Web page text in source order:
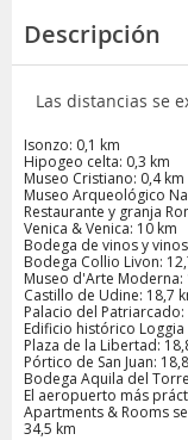
Descripción
Las distancias se
Isonzo: 0,1 km
Hipogeo celta: 0,3 km
Museo Cristiano: 0,4 km
Museo Arqueológico
Restaurante y granja
Venica & Venica: 10 km
Bodega de vinos y
Bodega Collio Livon:
Museo d'Arte Moderna:
Castillo de Udine: 18,7
Palacio del Patriarcado:
Edificio histórico
Plaza de la Libertad:
Pórtico de San Juan:
Bodega Aquila del
El aeropuerto más
Apartments & Rooms
34,5 km